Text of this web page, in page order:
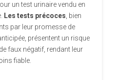
un test urinaire vendu en
Les tests précoces, bien
par leur promesse de
présentent un risque
faux négatif, rendant leur
fiable.